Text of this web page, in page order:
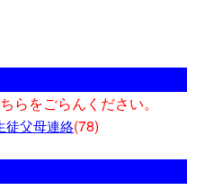
らをごらんください。
徒父母連絡(78)